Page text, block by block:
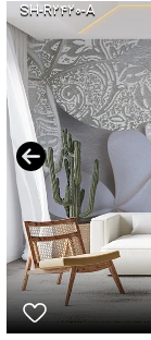
SH-R۲۴۲۰-A